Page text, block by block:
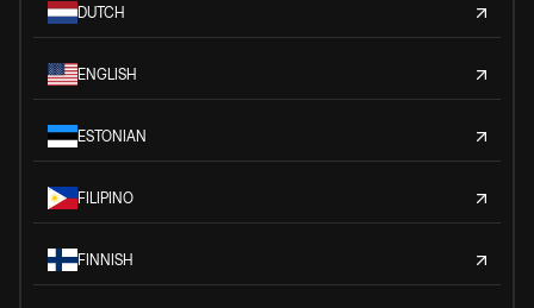
DUTCH
ENGLISH
ESTONIAN
FILIPINO
FINNISH